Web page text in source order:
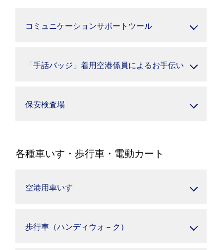
コミュニケーションサポートツール
「手話バッジ」着用空港係員によるお手伝い
保安検査場
各種車いす・歩行車・電動カート
空港用車いす
歩行車（ハンディウォ－ク）